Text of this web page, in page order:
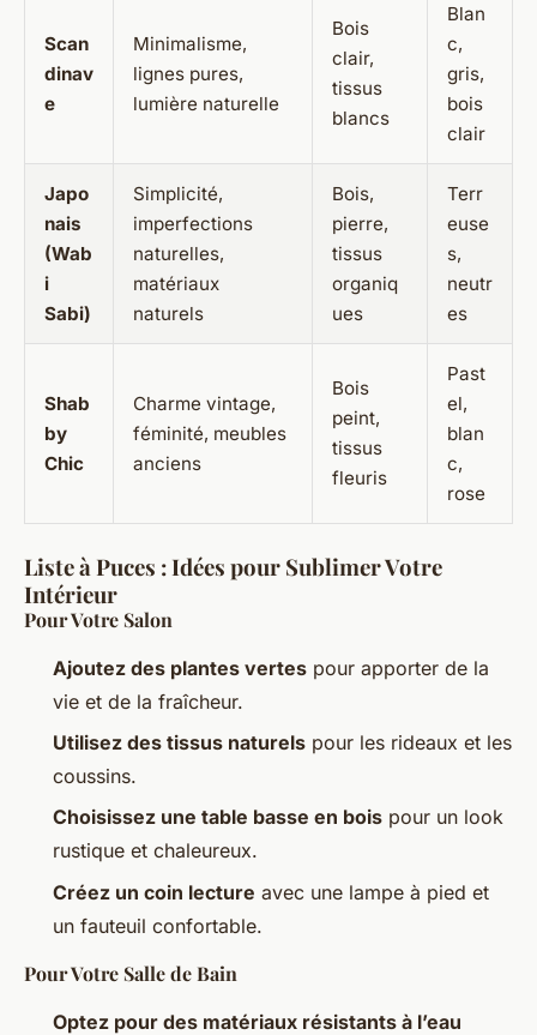
Scan
dinav
e
Minimalisme,
lignes pures,
lumière naturelle
Bois
clair,
tissus
blancs
Blan
c,
gris,
bois
clair
Japo
nais
(Wab
i
Sabi)
Simplicité,
imperfections
naturelles,
matériaux
naturels
Bois,
pierre,
tissus
organiq
ues
Terr
euse
s,
neutr
es
Shab
by
Chic
Charme vintage,
féminité, meubles
anciens
Bois
peint,
tissus
fleuris
Past
el,
blan
c,
rose
Liste à Puces : Idées pour Sublimer Votre
Intérieur
Pour Votre Salon
Ajoutez des plantes vertes pour apporter de la
vie et de la fraîcheur.
Utilisez des tissus naturels pour les rideaux et les
coussins.
Choisissez une table basse en bois pour un look
rustique et chaleureux.
Créez un coin lecture avec une lampe à pied et
un fauteuil confortable.
Pour Votre Salle de Bain
Optez pour des matériaux résistants à l’eau